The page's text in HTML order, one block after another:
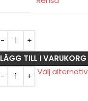
LÄGG TILL I VARUKORG
Välj alternativ